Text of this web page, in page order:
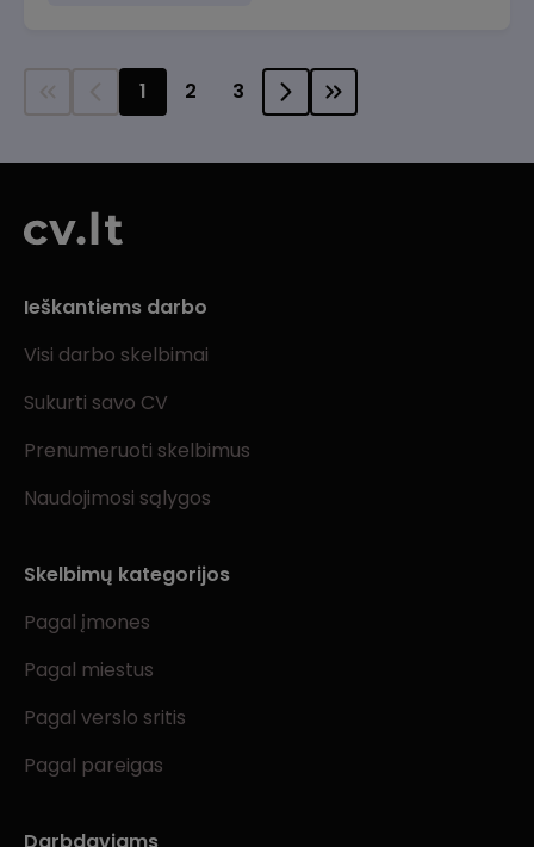
1 2 3
Ieškantiems darbo
Visi darbo skelbimai
Sukurti savo CV
Prenumeruoti skelbimus
Naudojimosi sąlygos
Skelbimų kategorijos
Pagal įmones
Pagal miestus
Pagal verslo sritis
Pagal pareigas